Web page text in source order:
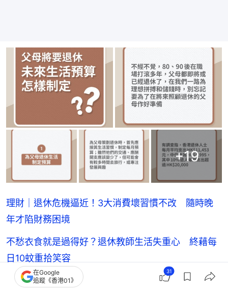
+19
理財｜退休危機逼近！3大消費壞習慣不改 隨時晚
年才陷財務困境
不愁衣食就是過得好？退休教師生活失重心 終藉每
日10蚊重拾笑容
爸爸47歲便想退休！要求女兒每月給5千家用 但她
在Google
追蹤《香港01》
31